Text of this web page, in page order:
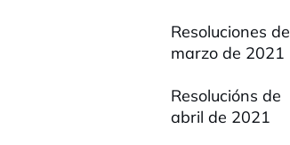
Resoluciones de
marzo de 2021
Resolucións de
abril de 2021